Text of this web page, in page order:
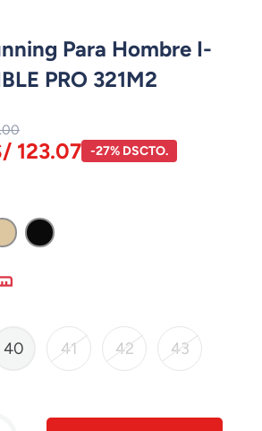
Para Hombre I-
PRO 321M2
123.07 -27% DSCTO.
40 41 42 43